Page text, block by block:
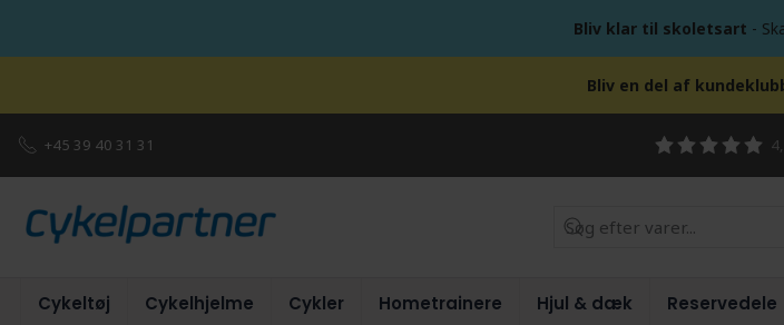
Bliv klar til skoletsart -
Bliv en del af
+45 39 40 31 31
Cykeltøj Cykelhjelme Cykler Hometrainere Hjul & dæk Reservedele